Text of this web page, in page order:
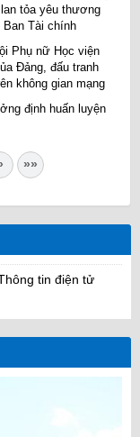
tỏa yêu thương
Tài chính
Phụ nữ Học viện
Đảng, đấu tranh
không gian mạng
định huấn luyện
»»
tin điện tử